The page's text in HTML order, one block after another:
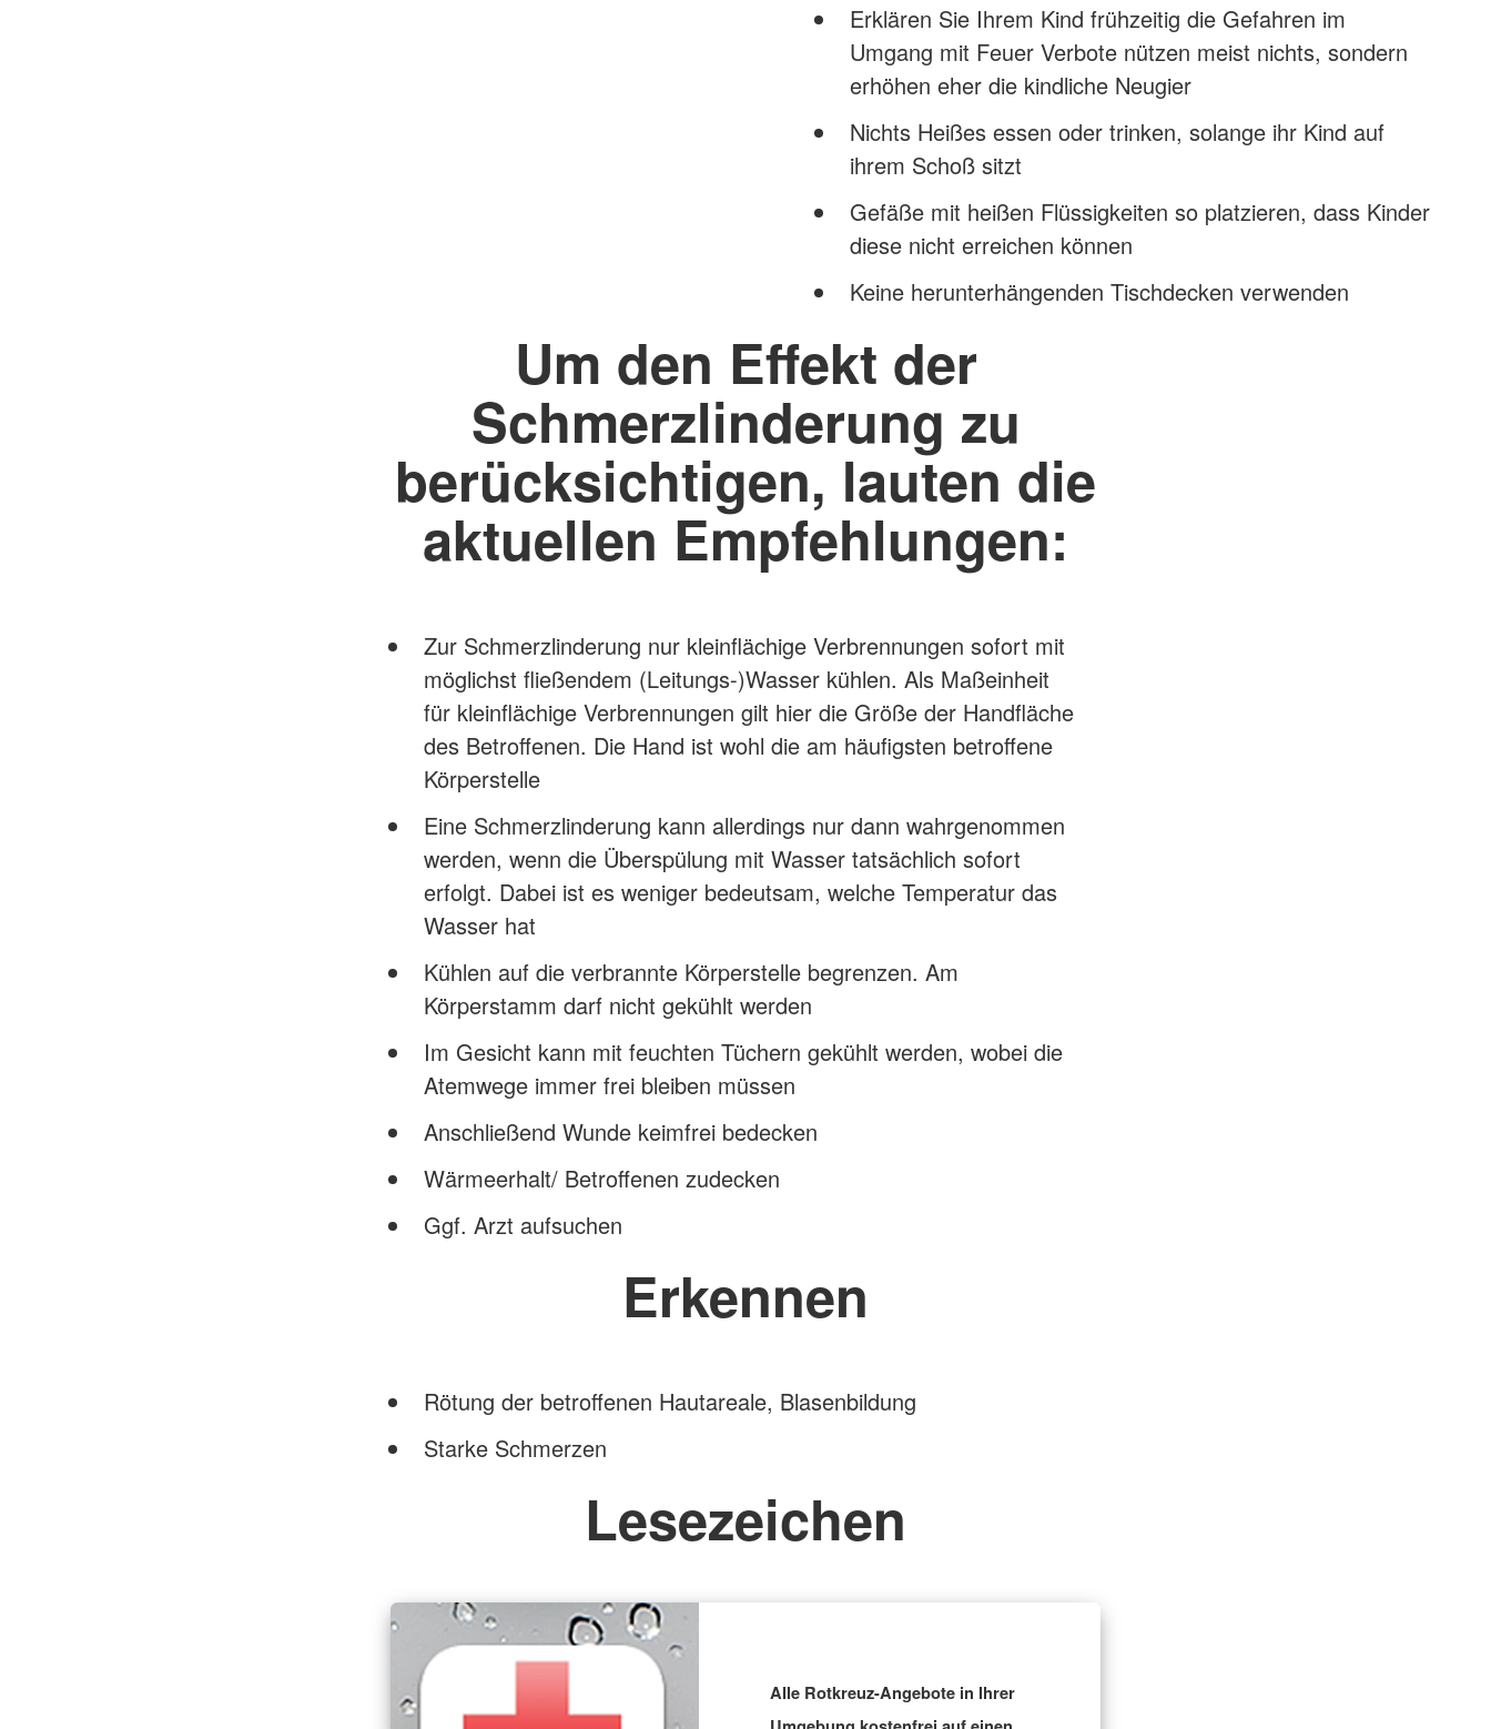
Erklären Sie Ihrem Kind frühzeitig die Gefahren im
Umgang mit Feuer Verbote nützen meist nichts, sondern
erhöhen eher die kindliche Neugier
Nichts Heißes essen oder trinken, solange ihr Kind auf
ihrem Schoß sitzt
Gefäße mit heißen Flüssigkeiten so platzieren, dass Kinder
diese nicht erreichen können
Keine herunterhängenden Tischdecken verwenden
Um den Effekt der
Schmerzlinderung zu
berücksichtigen, lauten die
aktuellen Empfehlungen:
Zur Schmerzlinderung nur kleinflächige Verbrennungen sofort mit
möglichst fließendem (Leitungs-)Wasser kühlen. Als Maßeinheit
für kleinflächige Verbrennungen gilt hier die Größe der Handfläche
des Betroffenen. Die Hand ist wohl die am häufigsten betroffene
Körperstelle
Eine Schmerzlinderung kann allerdings nur dann wahrgenommen
werden, wenn die Überspülung mit Wasser tatsächlich sofort
erfolgt. Dabei ist es weniger bedeutsam, welche Temperatur das
Wasser hat
Kühlen auf die verbrannte Körperstelle begrenzen. Am
Körperstamm darf nicht gekühlt werden
Im Gesicht kann mit feuchten Tüchern gekühlt werden, wobei die
Atemwege immer frei bleiben müssen
Anschließend Wunde keimfrei bedecken
Wärmeerhalt/ Betroffenen zudecken
Ggf. Arzt aufsuchen
Erkennen
Rötung der betroffenen Hautareale, Blasenbildung
Starke Schmerzen
Lesezeichen
Alle Rotkreuz-Angebote in Ihrer